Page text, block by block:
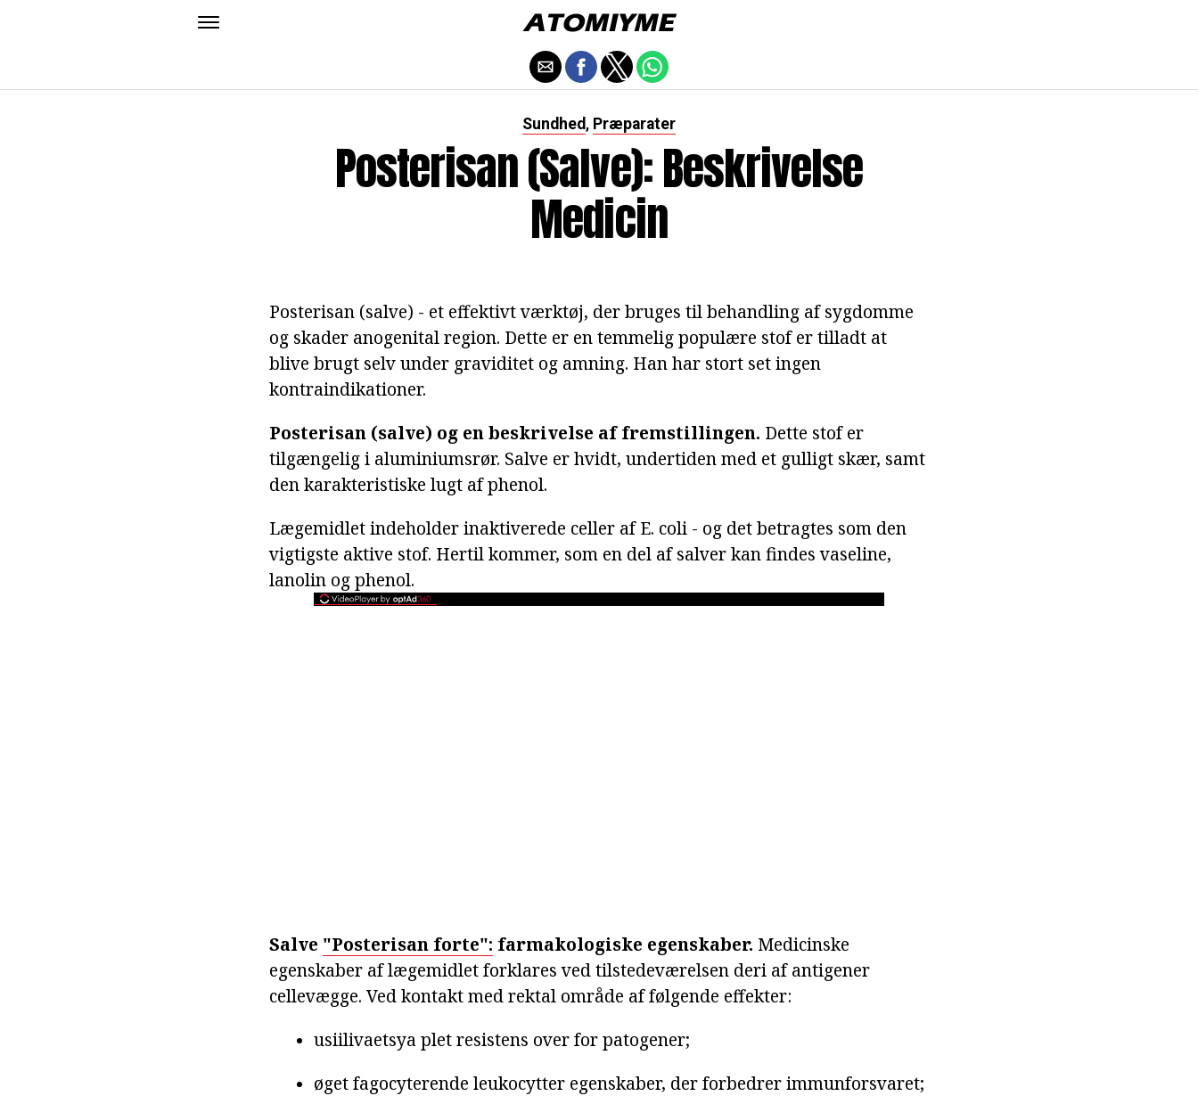
Sundhed, Præparater
Posterisan (salve): Beskrivelse
Medicin
Posterisan (salve) - et effektivt værktøj, der bruges til behandling af sygdomme
og skader anogenital region. Dette er en temmelig populære stof er tilladt at
blive brugt selv under graviditet og amning. Han har stort set ingen
kontraindikationer.
Posterisan (salve) og en beskrivelse af fremstillingen. Dette stof er
tilgængelig i aluminiumsrør. Salve er hvidt, undertiden med et gulligt skær, samt
den karakteristiske lugt af phenol.
Lægemidlet indeholder inaktiverede celler af E. coli - og det betragtes som den
vigtigste aktive stof. Hertil kommer, som en del af salver kan findes vaseline,
lanolin og phenol.
Salve "Posterisan forte": farmakologiske egenskaber. Medicinske
egenskaber af lægemidlet forklares ved tilstedeværelsen deri af antigener
cellevægge. Ved kontakt med rektal område af følgende effekter:
usiilivaetsya plet resistens over for patogener;
øget fagocyterende leukocytter egenskaber, der forbedrer immunforsvaret;